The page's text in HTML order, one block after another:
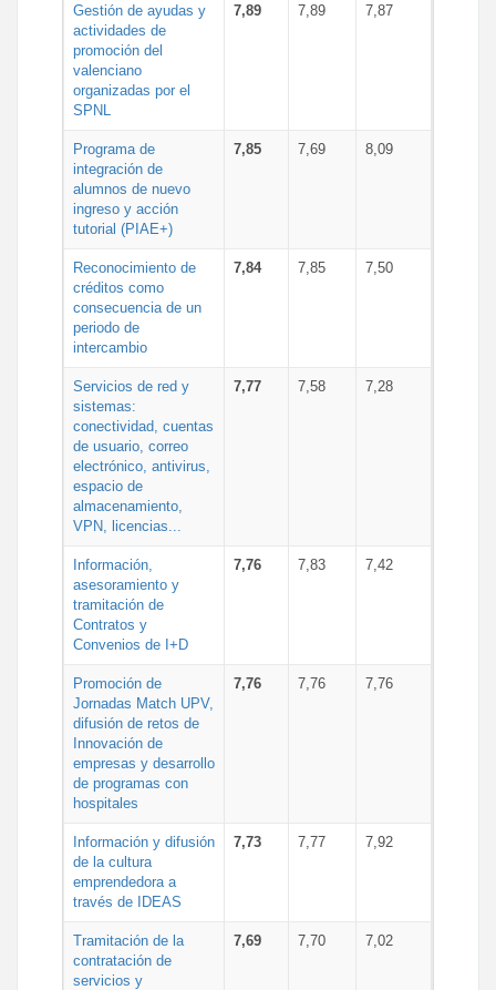
Gestión de ayudas y
actividades de
promoción del
valenciano
organizadas por el
SPNL
7,89 7,89 7,87
Programa de
integración de
alumnos de nuevo
ingreso y acción
tutorial (PIAE+)
7,85 7,69 8,09
Reconocimiento de
créditos como
consecuencia de un
periodo de
intercambio
7,84 7,85 7,50
Servicios de red y
sistemas:
conectividad, cuentas
de usuario, correo
electrónico, antivirus,
espacio de
almacenamiento,
VPN, licencias...
7,77 7,58 7,28
Información,
asesoramiento y
tramitación de
Contratos y
Convenios de I+D
7,76 7,83 7,42
Promoción de
Jornadas Match UPV,
difusión de retos de
Innovación de
empresas y desarrollo
de programas con
hospitales
7,76 7,76 7,76
Información y difusión
de la cultura
emprendedora a
través de IDEAS
7,73 7,77 7,92
Tramitación de la
contratación de
servicios y
7,69 7,70 7,02